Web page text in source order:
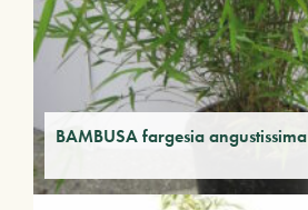
BAMBUSA fargesia angustissima